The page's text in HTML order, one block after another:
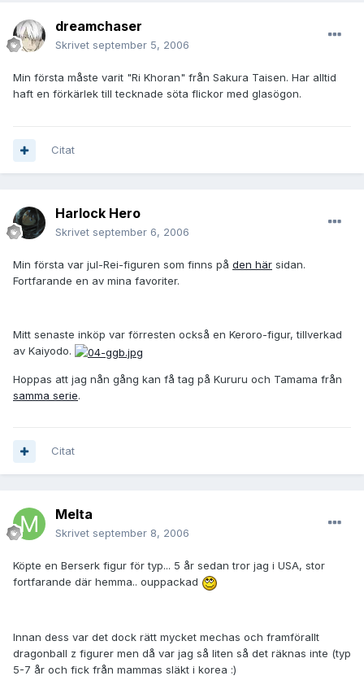
dreamchaser
Skrivet september 5, 2006
Min första måste varit "Ri Khoran" från Sakura Taisen. Har alltid
haft en förkärlek till tecknade söta flickor med glasögon.
Citat
Harlock Hero
Skrivet september 6, 2006
Min första var jul-Rei-figuren som finns på den här sidan.
Fortfarande en av mina favoriter.
Mitt senaste inköp var förresten också en Keroro-figur, tillverkad
av Kaiyodo.
Hoppas att jag nån gång kan få tag på Kururu och Tamama från
samma serie.
Citat
Melta
Skrivet september 8, 2006
Köpte en Berserk figur för typ... 5 år sedan tror jag i USA, stor
fortfarande där hemma.. ouppackad
Innan dess var det dock rätt mycket mechas och framförallt
dragonball z figurer men då var jag så liten så det räknas inte (typ
5-7 år och fick från mammas släkt i korea :)